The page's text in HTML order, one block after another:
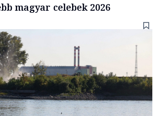
magyar celebek 2026